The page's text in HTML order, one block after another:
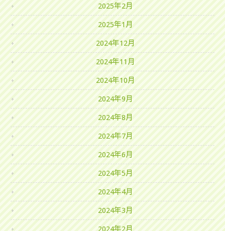
2025年2月
2025年1月
2024年12月
2024年11月
2024年10月
2024年9月
2024年8月
2024年7月
2024年6月
2024年5月
2024年4月
2024年3月
2024年2月